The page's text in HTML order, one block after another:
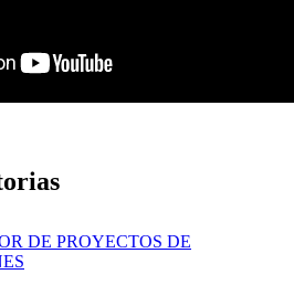
DE PROYECTOS DE